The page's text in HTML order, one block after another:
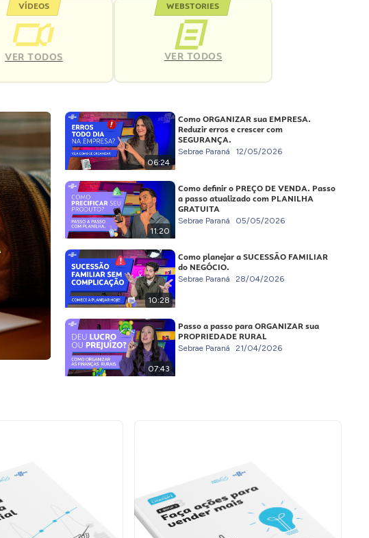
VÍDEOS
VER TODOS
WEBSTORIES
VER TODOS
06:24
Como ORGANIZAR sua EMPRESA.
Reduzir erros e crescer com
SEGURANÇA.
Sebrae Paraná 12/05/2026
11:20
Como definir o PREÇO DE VENDA. Passo
a passo atualizado com PLANILHA
GRATUITA
Sebrae Paraná 05/05/2026
10:28
Como planejar a SUCESSÃO FAMILIAR
do NEGÓCIO.
Sebrae Paraná 28/04/2026
07:43
Passo a passo para ORGANIZAR sua
PROPRIEDADE RURAL
Sebrae Paraná 21/04/2026